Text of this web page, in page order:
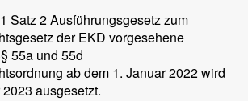
Satz 2 Ausführungsgesetz zum
der EKD vorgesehene
55a und 55d
ab dem 1. Januar 2022 wird
ausgesetzt.